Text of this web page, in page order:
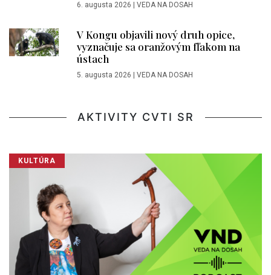
6. augusta 2026 | VEDA NA DOSAH
V Kongu objavili nový druh opice,
vyznačuje sa oranžovým fľakom na
ústach
5. augusta 2026 | VEDA NA DOSAH
AKTIVITY CVTI SR
KULTÚRA